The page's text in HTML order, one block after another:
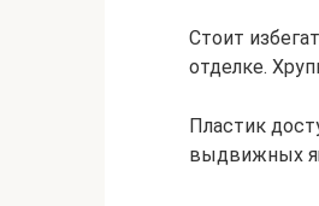
Стоит
отделке.
Пластик
выдвижных